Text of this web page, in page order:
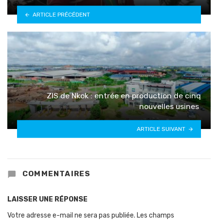
ARTICLE PRÉCÉDENT
ZIS de Nkok : entrée en production de cinq
nouvelles usines
ARTICLE SUIVANT
COMMENTAIRES
LAISSER UNE RÉPONSE
Votre adresse e-mail ne sera pas publiée. Les champs